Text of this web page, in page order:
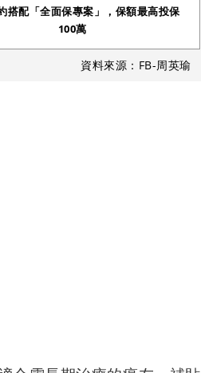
搭配「全面保專案」，保額最高投保
100萬
資料來源：FB-周英瑜